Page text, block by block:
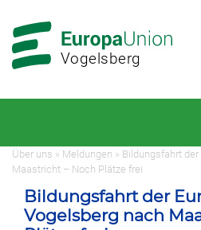
Hauptnavigation
Hauptbereich
Vogelsberg
Über uns » Meldungen » Bildungsfahrt
Maastricht – Noch Plätze frei
Bildungsfahrt der
Vogelsberg nach